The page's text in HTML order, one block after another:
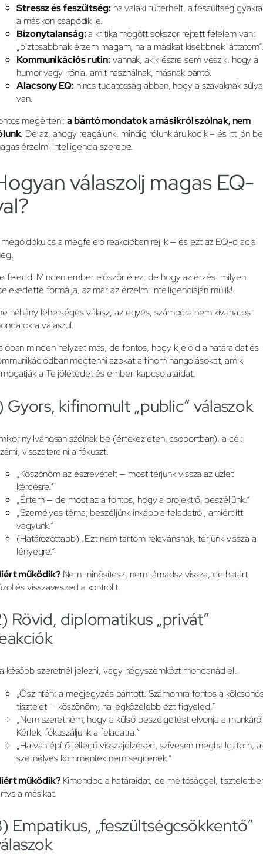
Stressz és feszültség:ha valaki túlterhelt, a feszültség
a másikon csapódik le.
Bizonytalanság:a kritika mögött sokszor rejtett félelem van:
„biztosabbnak érzem magam, ha a másikat kisebbnek
Kommunikációs rutin:vannak, akik észre sem veszik, hogy a
humor vagy irónia, amit használnak, másnak bántó.
Alacsony EQ:nincs tudatosság abban, hogy a szavaknak súlya
van.
megérteni:a bántó mondatok a másikról szólnak, nem
. De az, ahogy reagálunk, mindig rólunk árulkodik – és itt jön
érzelmi intelligencia szerepe.
válaszolj magas EQ-
a megfelelő reakcióban rejlik — és ezt az EQ-d adja
feledd! Minden ember először érez, de hogy az érzést milyen
formálja, az már az érzelmi intelligenciáján múlik!
néhány lehetséges válasz, az egyes, számodra nem kívánatos
válaszul.
minden helyzet más, de fontos, hogy kijelöld a határaidat és
megtenni azokat a finom hangolásokat, amik
a Te jólétedet és emberi kapcsolataidat.
Gyors, kifinomult „public” válaszok
nyilvánosan szólnak be (értekezleten, csoportban), a cél:
visszaterelni a fókuszt.
„Köszönöm az észrevételt — most térjünk vissza az üzleti
kérdésre.”
„Értem — de most az a fontos, hogy a projektről beszéljünk.”
„Személyes téma; beszéljünk inkább a feladatról, amiért itt
vagyunk.”
(Határozottabb) „Ezt nem tartom relevánsnak, térjünk vissza a
lényegre.”
működik?Nem minősítesz, nem támadsz vissza, de határt
és visszaveszed a kontrollt.
Rövid, diplomatikus „privát”
később szeretnél jelezni, vagy négyszemközt mondanád el.
„Őszintén: a megjegyzés bántott. Számomra fontos a
tisztelet — köszönöm, ha legközelebb ezt figyeled.”
„Nem szeretném, hogy a külső beszélgetést elvonja a
Kérlek, fókuszáljunk a feladatra.”
„Ha van építő jellegű visszajelzésed, szívesen meghallgatom; a
személyes kommentek nem segítenek.”
működik?Kimondod a határaidat, de méltósággal,
a másikat.
Empatikus, „feszültségcsökkentő”